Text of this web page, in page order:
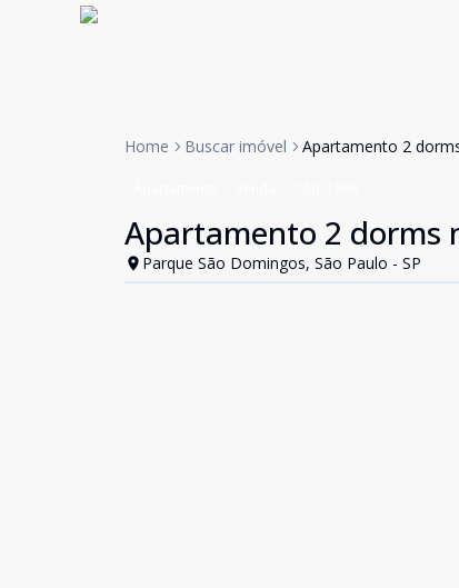
Home Buscar imóvel Apartamento 2
Apartamento 2 dorms
Parque São Domingos, São Paulo - SP